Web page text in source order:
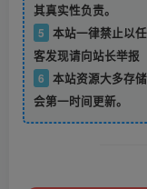
其真实性负责。
5 本站一律禁止以
客发现请向站长举报
6 本站资源大多存
会第一时间更新。